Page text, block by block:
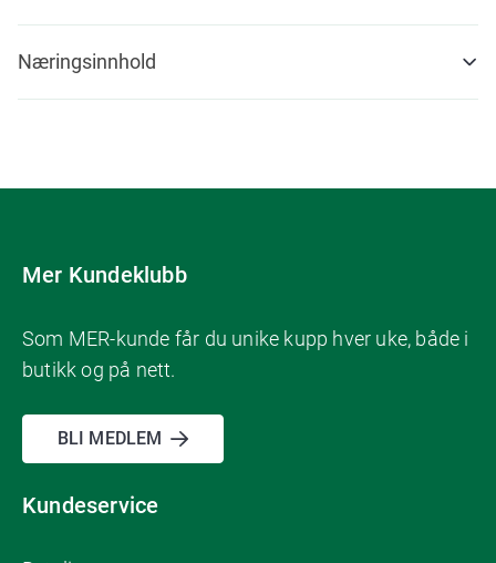
Næringsinnhold
Mer Kundeklubb
Som MER-kunde får du unike kupp hver uke, både i
butikk og på nett.
BLI MEDLEM
Kundeservice